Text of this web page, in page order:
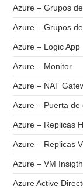
Azure – Grupos
Azure – Grupos
Azure – Logic App
Azure – Monitor
Azure – NAT
Azure – Puerta de
Azure – Replicas
Azure – Replicas
Azure – VM
Azure Active